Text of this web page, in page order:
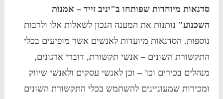
סדנאות מיוחדות שפותחו ב"יניב זייד – אמנות
השכנוע" נותנות את המענה הנכון לשאלות אלו ולרבות
נוספות. הסדנאות מיועדות לאנשים אשר מופיעים בכלי
התקשורת השונים – אנשי תקשורת, דוברי ארגונים,
מנהלים בכירים וכו' – וכן לאנשי עסקים ולאנשי שיווק
ומכירות שמעוניינים להשתמש בכלי התקשורת השונים